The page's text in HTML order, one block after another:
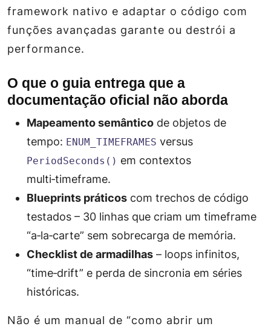
framework nativo e adaptar o código com
funções avançadas garante ou destrói a
performance.
O que o guia entrega que a
documentação oficial não aborda
Mapeamento semântico de objetos de
tempo: ENUM_TIMEFRAMES versus
PeriodSeconds() em contextos
multi‑timeframe.
Blueprints práticos com trechos de código
testados – 30 linhas que criam um timeframe
“a‑la‑carte” sem sobrecarga de memória.
Checklist de armadilhas – loops infinitos,
“time‑drift” e perda de sincronia em séries
históricas.
Não é um manual de “como abrir um